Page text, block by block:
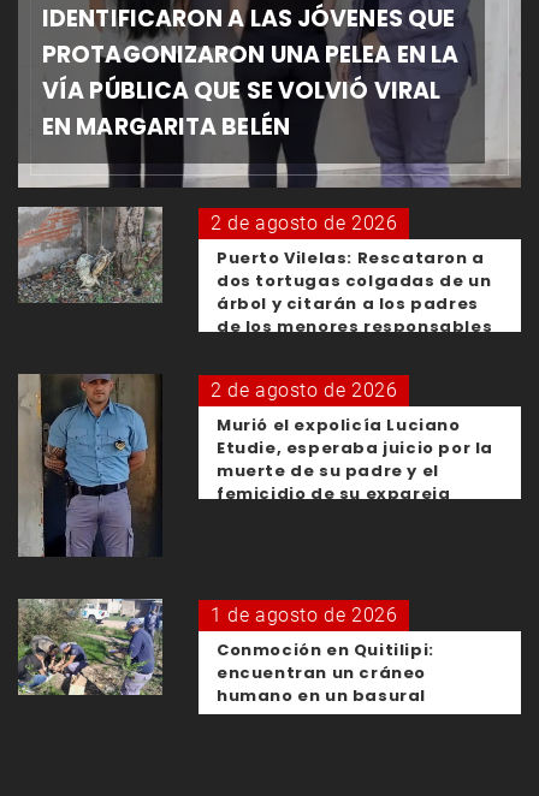
IDENTIFICARON A LAS JÓVENES QUE
PROTAGONIZARON UNA PELEA EN LA
VÍA PÚBLICA QUE SE VOLVIÓ VIRAL
EN MARGARITA BELÉN
2 de agosto de 2026
Puerto Vilelas: Rescataron a
dos tortugas colgadas de un
árbol y citarán a los padres
de los menores responsables
2 de agosto de 2026
Murió el expolicía Luciano
Etudie, esperaba juicio por la
muerte de su padre y el
femicidio de su expareja
1 de agosto de 2026
Conmoción en Quitilipi:
encuentran un cráneo
humano en un basural